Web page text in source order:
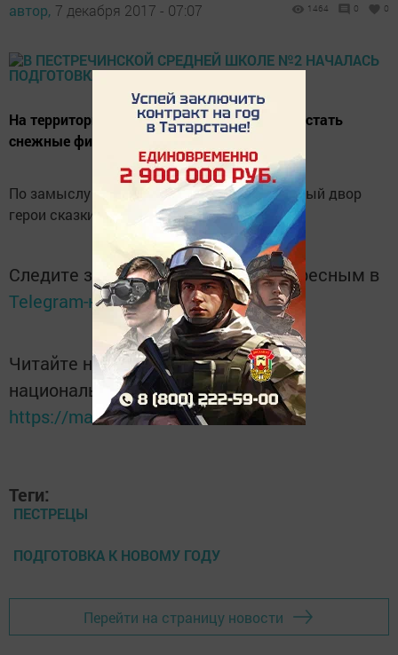
автор, 7 декабря 2017 - 07:07 1464 0 0
На территории школы сегодня начали вырастать
снежные фигуры.
По замыслу "архитекторов" украсят школьный двор
герои сказки "Конек-Горбунок".
Следите за самым важным и интересным в
Telegram-каналеТатмедиа
Читайте новости Татарстана в
национальном мессенджере MАХ:
https://max.ru/tatmedia
Теги:
ПЕСТРЕЦЫ
ПОДГОТОВКА К НОВОМУ ГОДУ
Перейти на страницу новости